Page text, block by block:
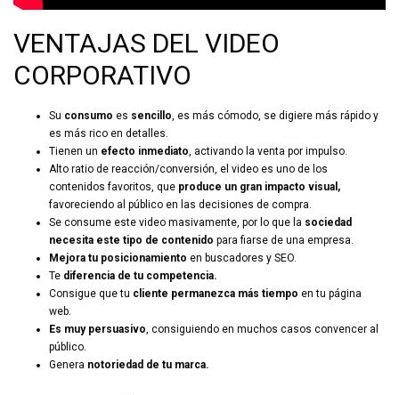
VENTAJAS DEL VIDEO
CORPORATIVO
Su consumo es sencillo, es más cómodo, se digiere más rápido y
es más rico en detalles.
Tienen un efecto inmediato, activando la venta por impulso.
Alto ratio de reacción/conversión, el video es uno de los
contenidos favoritos, que produce un gran impacto visual,
favoreciendo al público en las decisiones de compra.
Se consume este video masivamente, por lo que la sociedad
necesita este tipo de contenido para fiarse de una empresa.
Mejora tu posicionamiento en buscadores y SEO.
Te diferencia de tu competencia.
Consigue que tu cliente permanezca más tiempo en tu página
web.
Es muy persuasivo, consiguiendo en muchos casos convencer al
público.
Genera notoriedad de tu marca.